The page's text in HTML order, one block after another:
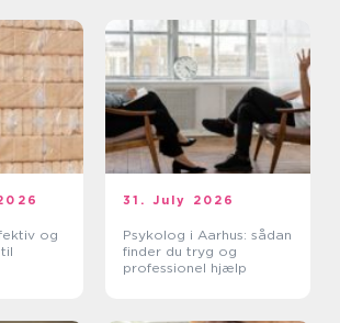
31. July 2026
Psykolog i Aarhus: sådan
finder du tryg og
professionel hjælp